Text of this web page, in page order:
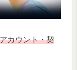
アカウント・契